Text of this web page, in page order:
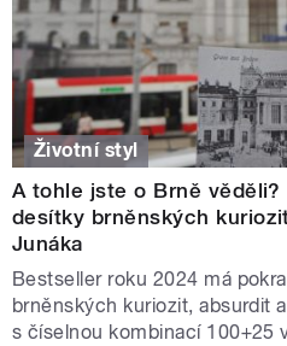
Životní styl
A tohle jste o Brně
desítky brněnských
Junáka
Bestseller roku 2024 má
brněnských kuriozit, absurdit
s číselnou kombinací 100+25